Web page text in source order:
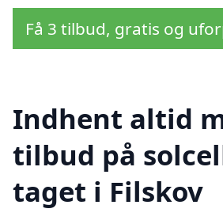
Få 3 tilbud, gratis og
Indhent altid
tilbud på
taget i Filskov